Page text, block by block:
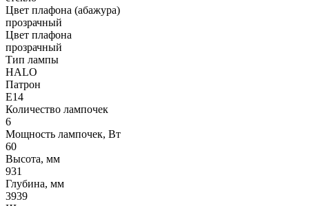
Цвет плафона (абажура)
прозрачный
Цвет плафона
прозрачный
Тип лампы
HALO
Патрон
E14
Количество лампочек
6
Мощность лампочек, Вт
60
Высота, мм
931
Глубина, мм
3939